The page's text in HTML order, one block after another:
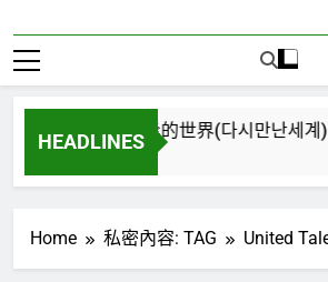
HEADLINES
再次重逢的世界(다시만난세계
Home 私密內容: TAG United